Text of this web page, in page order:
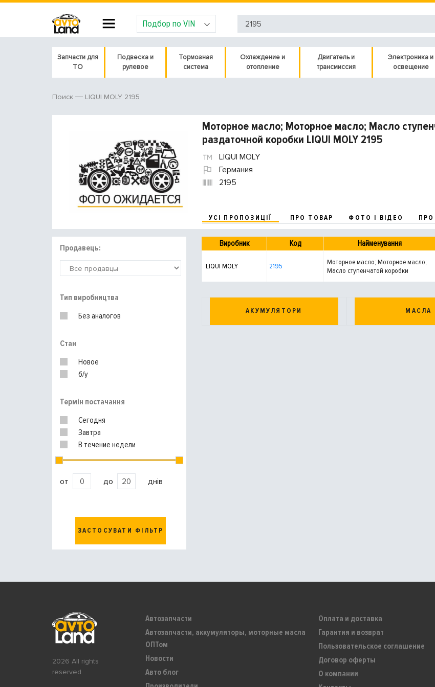
Подбор по VIN
Запчасти для
ТО
Подвеска и
рулевое
Тормозная
система
Охлаждение и
отопление
Двигатель и
трансмиссия
Электроника и
освещение
Поиск LIQUI MOLY 2195
Моторное масло; Моторное масло; Масло
раздаточной коробки LIQUI MOLY 2195
LIQUI MOLY
Германия
2195
УСІ ПРОПОЗИЦІЇ ПРО ТОВАР ФОТО І ВІДЕО
Продавець:
Тип виробництва
Без аналогов
Стан
Новое
б/у
Термін постачання
Сегодня
Завтра
В течение недели
от до днів
ЗАСТОСУВАТИ ФІЛЬТР
Виробник Код Найменування
LIQUI MOLY 2195
Моторное масло; Моторное масло;
Масло ступенчатой коробки
АКУМУЛЯТОРИ МАСЛА
2026 All rights
reserved
Автозапчасти
Автозапчасти, аккумуляторы, моторные масла
ОПТом
Новости
Авто блог
Оплата и доставка
Гарантия и возврат
Пользовательское соглашение
Договор оферты
О компании